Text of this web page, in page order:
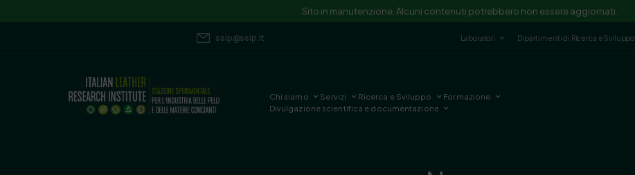
Sito in manutenzione. Alcuni contenuti potrebbero non essere aggiornati.
ssip@ssip.it Laboratori Dipartimenti di Ricerca e Sviluppo
Chi siamo Servizi Ricerca e Sviluppo
Formazione
Divulgazione scientifica e documentazione